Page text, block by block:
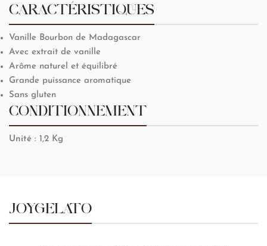
CARACTÉRISTIQUES
Vanille Bourbon de Madagascar
Avec extrait de vanille
Arôme naturel et équilibré
Grande puissance aromatique
Sans gluten
CONDITIONNEMENT
Unité : 1,2 Kg
JOYGELATO